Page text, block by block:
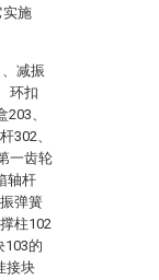
实施
减振
环扣
、
302、
一齿轮
轴杆
弹簧
柱102
103的
接块